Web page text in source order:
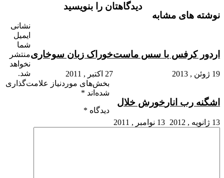
نوشته های مشابه
اردور کرفس با سس ماست
19 ژوئن , 2013
خوراک زبان سوخاری
27 اکتبر , 2011
اشگنه رب انار
13 ژانویه , 2012
خورش خلال
13 نوامبر , 2011
دیدگاهتان را بنویسید
نشانی
ایمیل
شما
منتشر
نخواهد
شد.
بخش‌های موردنیاز علامت‌گذاری
شده‌اند *
دیدگاه *